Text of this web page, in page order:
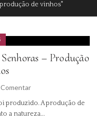
de vinhos"
– Produção
Comentar
produzido. A produção de
a natureza...